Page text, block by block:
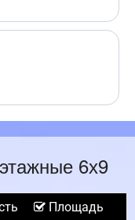
6х9
Площадь